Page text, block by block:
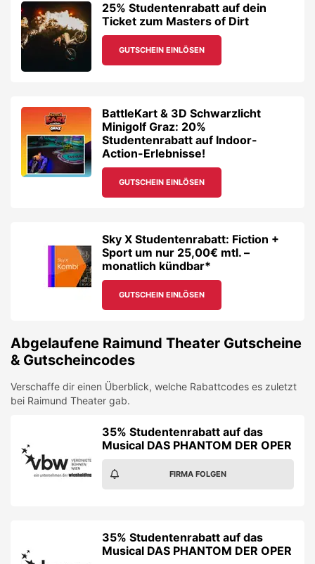
25% Studentenrabatt auf dein
Ticket zum Masters of Dirt
GUTSCHEIN EINLÖSEN
BattleKart & 3D Schwarzlicht
Minigolf Graz: 20%
Studentenrabatt auf Indoor-
Action-Erlebnisse!
GUTSCHEIN EINLÖSEN
Sky X Studentenrabatt: Fiction +
Sport um nur 25,00€ mtl. –
monatlich kündbar*
GUTSCHEIN EINLÖSEN
Abgelaufene Raimund Theater Gutscheine
& Gutscheincodes
Verschaffe dir einen Überblick, welche Rabattcodes es zuletzt
bei Raimund Theater gab.
35% Studentenrabatt auf das
Musical DAS PHANTOM DER OPER
FIRMA FOLGEN
35% Studentenrabatt auf das
Musical DAS PHANTOM DER OPER